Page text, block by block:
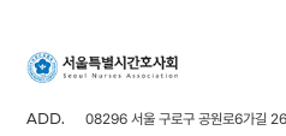
ADD. 08296 서울 구로구 공원로6가길